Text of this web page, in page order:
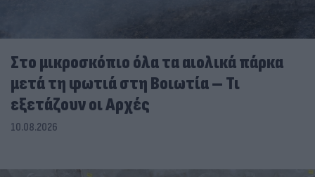
Στο μικροσκόπιο όλα τα αιολικά πάρκα
μετά τη φωτιά στη Βοιωτία – Τι
εξετάζουν οι Αρχές
10.08.2026